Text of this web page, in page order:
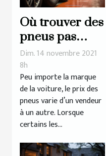
Où trouver des
pneus pas
chers de
qualité pour
votre voiture ?
Dim. 14 novembre 2021
8h
Peu importe la marque
de la voiture, le prix des
pneus varie d’un vendeur
à un autre. Lorsque
certains les...